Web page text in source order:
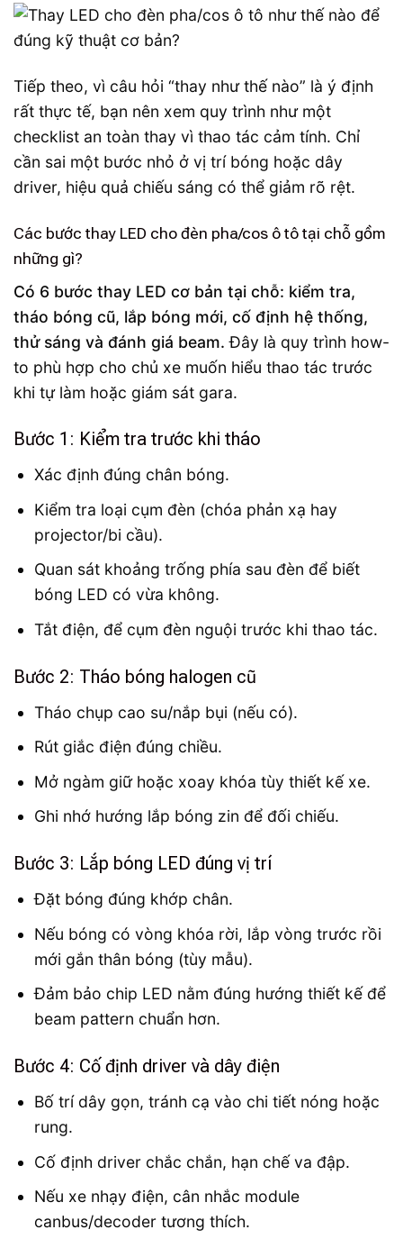
Tiếp theo, vì câu hỏi “thay như thế nào” là ý định
rất thực tế, bạn nên xem quy trình như một
checklist an toàn thay vì thao tác cảm tính. Chỉ
cần sai một bước nhỏ ở vị trí bóng hoặc dây
driver, hiệu quả chiếu sáng có thể giảm rõ rệt.
Các bước thay LED cho đèn pha/cos ô tô tại chỗ gồm
những gì?
Có 6 bước thay LED cơ bản tại chỗ: kiểm tra,
tháo bóng cũ, lắp bóng mới, cố định hệ thống,
thử sáng và đánh giá beam. Đây là quy trình how-
to phù hợp cho chủ xe muốn hiểu thao tác trước
khi tự làm hoặc giám sát gara.
Bước 1: Kiểm tra trước khi tháo
Xác định đúng chân bóng.
Kiểm tra loại cụm đèn (chóa phản xạ hay
projector/bi cầu).
Quan sát khoảng trống phía sau đèn để biết
bóng LED có vừa không.
Tắt điện, để cụm đèn nguội trước khi thao tác.
Bước 2: Tháo bóng halogen cũ
Tháo chụp cao su/nắp bụi (nếu có).
Rút giắc điện đúng chiều.
Mở ngàm giữ hoặc xoay khóa tùy thiết kế xe.
Ghi nhớ hướng lắp bóng zin để đối chiếu.
Bước 3: Lắp bóng LED đúng vị trí
Đặt bóng đúng khớp chân.
Nếu bóng có vòng khóa rời, lắp vòng trước rồi
mới gắn thân bóng (tùy mẫu).
Đảm bảo chip LED nằm đúng hướng thiết kế để
beam pattern chuẩn hơn.
Bước 4: Cố định driver và dây điện
Bố trí dây gọn, tránh cạ vào chi tiết nóng hoặc
rung.
Cố định driver chắc chắn, hạn chế va đập.
Nếu xe nhạy điện, cân nhắc module
canbus/decoder tương thích.